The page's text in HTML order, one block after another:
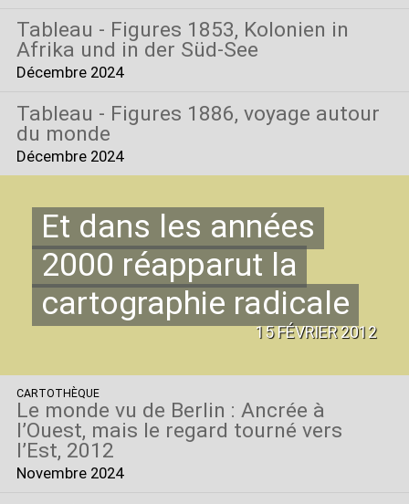
Tableau - Figures 1853, Kolonien in
Afrika und in der Süd-See
Décembre 2024
Tableau - Figures 1886, voyage autour
du monde
Décembre 2024
Et dans les années
2000 réapparut la
cartographie radicale
15 FÉVRIER 2012
CARTOTHÈQUE
Le monde vu de Berlin : Ancrée à
l’Ouest, mais le regard tourné vers
l’Est, 2012
Novembre 2024